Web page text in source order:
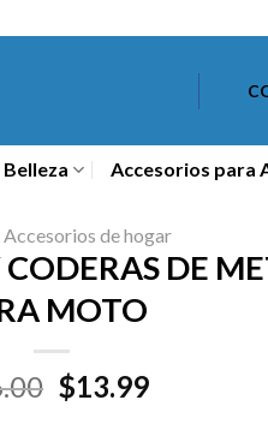
Belleza Accesorios para
Accesorios de hogar
DE
MOTO
El
$13.99El